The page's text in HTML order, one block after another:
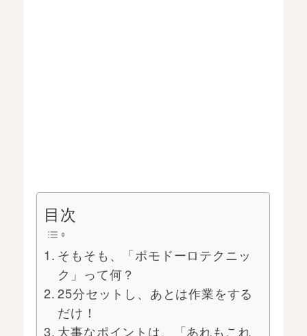
目次
そもそも、「ポモドーロテクニッ
ク」って何？
25分セットし、あとは作業をする
だけ！
大事なポイントは、「あれもこれ